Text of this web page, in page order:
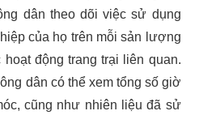
dân theo dõi việc sử dụng
của họ trên mỗi sản lượng
động trang trại liên quan.
dân có thể xem tổng số giờ
cũng như nhiên liệu đã sử